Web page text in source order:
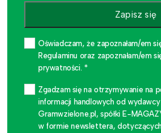
Zapisz się
Oświadczam, że zapoznałam/em
Regulaminu oraz zapoznałam/em
prywatności. *
Zgadzam się na otrzymywanie na
informacji handlowych od
Gramwzielone.pl, spółki E-
w formie newslettera, dotyczących